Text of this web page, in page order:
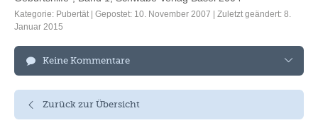
Kategorie: Pubertät | Gepostet: 10. November 2007 | Zuletzt geändert: 8.
Januar 2015
Keine Kommentare
Zurück zur Übersicht